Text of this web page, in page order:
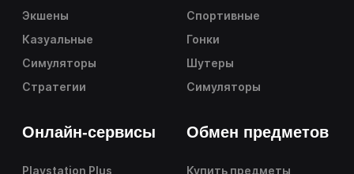
Экшены
Казуальные
Симуляторы
Стратегии
Спортивные
Гонки
Шутеры
Симуляторы
Онлайн-сервисы
Playstation Plus
Обмен предметов
Купить предметы